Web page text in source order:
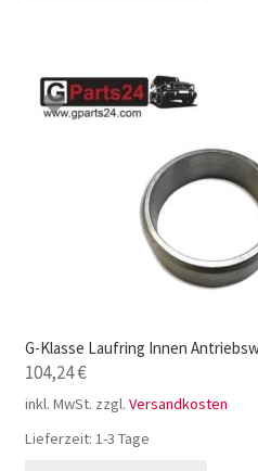
G-Klasse Laufring Innen
104,24€
inkl. MwSt. zzgl. Versandkosten
Lieferzeit: 1-3 Tage